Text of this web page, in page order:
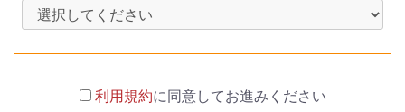
利用規約に同意してお進みください